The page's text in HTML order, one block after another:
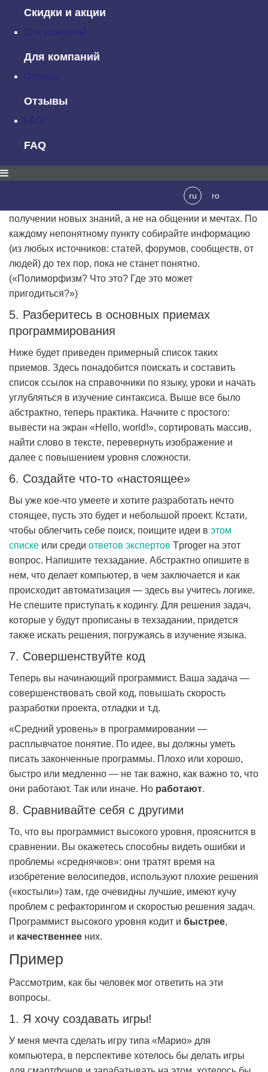
Скидки и акции
Для компаний
Отзывы
FAQ
ru ro
Параллельно читайте материалы, посвященные
4. Изучите информацию об изучаемом
языке
Посмотрите презентации от разработчиков, почитайте
Спрашивайте на форумах, в соцсетях — погружайтесь
в среду, в тусовку прогеров. Сосредотачивайтесь на
получении новых знаний, а не на общении и мечтах. По
каждому непонятному пункту собирайте информацию
(из любых источников: статей, форумов, сообществ, от
людей) до тех пор, пока не станет понятно.
(«Полиморфизм? Что это? Где это может
пригодиться?»)
5. Разберитесь в основных приемах
программирования
Ниже будет приведен примерный список таких
приемов. Здесь понадобится поискать и составить
список ссылок на справочники по языку, уроки и начать
углубляться в изучение синтаксиса. Выше все было
абстрактно, теперь практика. Начните с простого:
вывести на экран «Hello, world!», сортировать массив,
найти слово в тексте, перевернуть изображение и
далее с повышением уровня сложности.
6. Создайте что-то «настоящее»
Вы уже кое-что умеете и хотите разработать нечто
стоящее, пусть это будет и небольшой проект. Кстати,
чтобы облегчить себе поиск, поищите идеи в этом
списке или среди ответов экспертов Tproger на этот
вопрос. Напишите техзадание. Абстрактно опишите в
нем, что делает компьютер, в чем заключается и как
происходит автоматизация — здесь вы учитесь логике.
Не спешите приступать к кодингу. Для решения задач,
которые у будут прописаны в техзадании, придется
также искать решения, погружаясь в изучение языка.
7. Совершенствуйте код
Теперь вы начинающий программист. Ваша задача —
совершенствовать свой код, повышать скорость
разработки проекта, отладки и т.д.
«Средний уровень» в программировании —
расплывчатое понятие. По идее, вы должны уметь
писать законченные программы. Плохо или хорошо,
быстро или медленно — не так важно, как важно то, что
они работают. Так или иначе. Но работают.
8. Сравнивайте себя с другими
То, что вы программист высокого уровня, прояснится в
сравнении. Вы окажетесь способны видеть ошибки и
проблемы «среднячков»: они тратят время на
изобретение велосипедов, используют плохие решения
(«костыли») там, где очевидны лучшие, имеют кучу
проблем с рефакторингом и скоростью решения задач.
Программист высокого уровня кодит и быстрее,
и качественнее них.
Пример
Рассмотрим, как бы человек мог ответить на эти
вопросы.
1. Я хочу создавать игры!
У меня мечта сделать игру типа «Марио» для
компьютера, в перспективе хотелось бы делать игры